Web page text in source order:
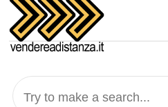
Skip
content
Try to make a search...